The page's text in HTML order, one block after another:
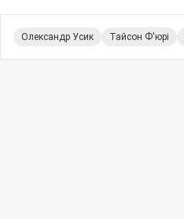
Олександр Усик Тайсон Ф'юрі